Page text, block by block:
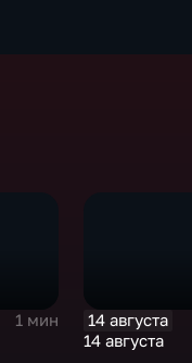
1 мин
14 августа
14 августа